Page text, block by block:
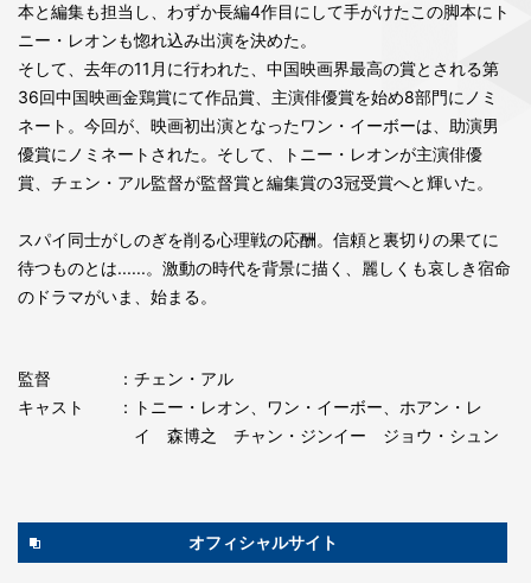
本と編集も担当し、わずか長編4作目にして手がけたこの脚本にト
ニー・レオンも惚れ込み出演を決めた。
そして、去年の11月に行われた、中国映画界最高の賞とされる第
36回中国映画金鶏賞にて作品賞、主演俳優賞を始め8部門にノミ
ネート。今回が、映画初出演となったワン・イーボーは、助演男
優賞にノミネートされた。そして、トニー・レオンが主演俳優
賞、チェン・アル監督が監督賞と編集賞の3冠受賞へと輝いた。
スパイ同士がしのぎを削る心理戦の応酬。信頼と裏切りの果てに
待つものとは......。激動の時代を背景に描く、麗しくも哀しき宿命
のドラマがいま、始まる。
監督
：チェン・アル
キャスト
：トニー・レオン、ワン・イーボー、ホアン・レ
イ 森博之 チャン・ジンイー ジョウ・シュン
オフィシャルサイト